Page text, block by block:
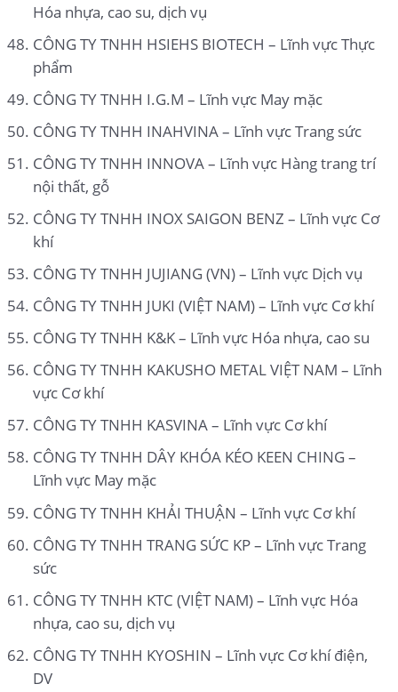
Hóa nhựa, cao su, dịch vụ
CÔNG TY TNHH HSIEHS BIOTECH – Lĩnh vực Thực
phẩm
CÔNG TY TNHH I.G.M – Lĩnh vực May mặc
CÔNG TY TNHH INAHVINA – Lĩnh vực Trang sức
CÔNG TY TNHH INNOVA – Lĩnh vực Hàng trang trí
nội thất, gỗ
CÔNG TY TNHH INOX SAIGON BENZ – Lĩnh vực Cơ
khí
CÔNG TY TNHH JUJIANG (VN) – Lĩnh vực Dịch vụ
CÔNG TY TNHH JUKI (VIỆT NAM) – Lĩnh vực Cơ khí
CÔNG TY TNHH K&K – Lĩnh vực Hóa nhựa, cao su
CÔNG TY TNHH KAKUSHO METAL VIỆT NAM – Lĩnh
vực Cơ khí
CÔNG TY TNHH KASVINA – Lĩnh vực Cơ khí
CÔNG TY TNHH DÂY KHÓA KÉO KEEN CHING –
Lĩnh vực May mặc
CÔNG TY TNHH KHẢI THUẬN – Lĩnh vực Cơ khí
CÔNG TY TNHH TRANG SỨC KP – Lĩnh vực Trang
sức
CÔNG TY TNHH KTC (VIỆT NAM) – Lĩnh vực Hóa
nhựa, cao su, dịch vụ
CÔNG TY TNHH KYOSHIN – Lĩnh vực Cơ khí điện,
DV